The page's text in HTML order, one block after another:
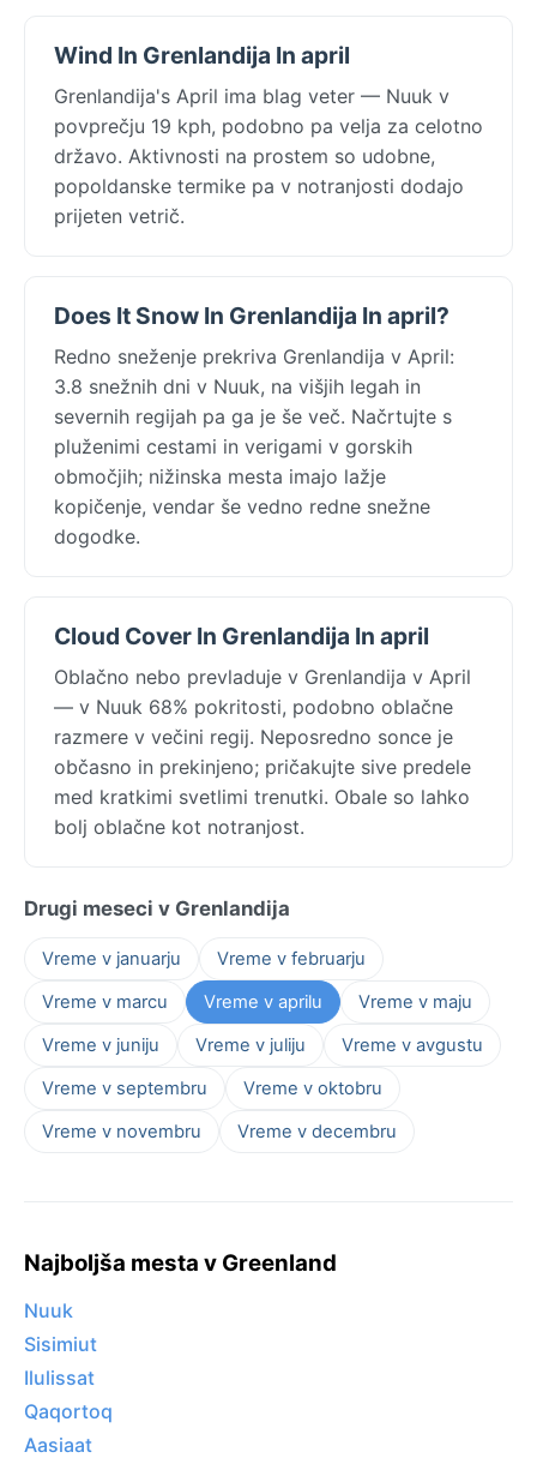
Wind In Grenlandija In april
Grenlandija's April ima blag veter — Nuuk v
povprečju 19 kph, podobno pa velja za celotno
državo. Aktivnosti na prostem so udobne,
popoldanske termike pa v notranjosti dodajo
prijeten vetrič.
Does It Snow In Grenlandija In april?
Redno sneženje prekriva Grenlandija v April:
3.8 snežnih dni v Nuuk, na višjih legah in
severnih regijah pa ga je še več. Načrtujte s
pluženimi cestami in verigami v gorskih
območjih; nižinska mesta imajo lažje
kopičenje, vendar še vedno redne snežne
dogodke.
Cloud Cover In Grenlandija In april
Oblačno nebo prevladuje v Grenlandija v April
— v Nuuk 68% pokritosti, podobno oblačne
razmere v večini regij. Neposredno sonce je
občasno in prekinjeno; pričakujte sive predele
med kratkimi svetlimi trenutki. Obale so lahko
bolj oblačne kot notranjost.
Drugi meseci v Grenlandija
Vreme v januarju
Vreme v februarju
Vreme v marcu
Vreme v aprilu
Vreme v maju
Vreme v juniju
Vreme v juliju
Vreme v avgustu
Vreme v septembru
Vreme v oktobru
Vreme v novembru
Vreme v decembru
Najboljša mesta v Greenland
Nuuk
Sisimiut
Ilulissat
Qaqortoq
Aasiaat